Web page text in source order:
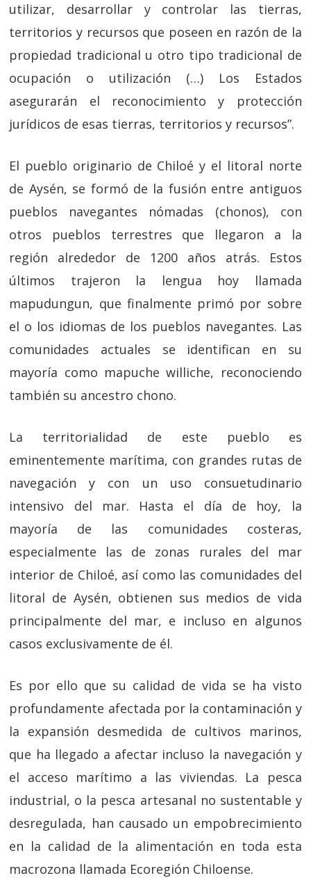
utilizar, desarrollar y controlar las tierras,
territorios y recursos que poseen en razón de la
propiedad tradicional u otro tipo tradicional de
ocupación o utilización (…) Los Estados
asegurarán el reconocimiento y protección
jurídicos de esas tierras, territorios y recursos”.
El pueblo originario de Chiloé y el litoral norte
de Aysén, se formó de la fusión entre antiguos
pueblos navegantes nómadas (chonos), con
otros pueblos terrestres que llegaron a la
región alrededor de 1200 años atrás. Estos
últimos trajeron la lengua hoy llamada
mapudungun, que finalmente primó por sobre
el o los idiomas de los pueblos navegantes. Las
comunidades actuales se identifican en su
mayoría como mapuche williche, reconociendo
también su ancestro chono.
La territorialidad de este pueblo es
eminentemente marítima, con grandes rutas de
navegación y con un uso consuetudinario
intensivo del mar. Hasta el día de hoy, la
mayoría de las comunidades costeras,
especialmente las de zonas rurales del mar
interior de Chiloé, así como las comunidades del
litoral de Aysén, obtienen sus medios de vida
principalmente del mar, e incluso en algunos
casos exclusivamente de él.
Es por ello que su calidad de vida se ha visto
profundamente afectada por la contaminación y
la expansión desmedida de cultivos marinos,
que ha llegado a afectar incluso la navegación y
el acceso marítimo a las viviendas. La pesca
industrial, o la pesca artesanal no sustentable y
desregulada, han causado un empobrecimiento
en la calidad de la alimentación en toda esta
macrozona llamada Ecoregión Chiloense.